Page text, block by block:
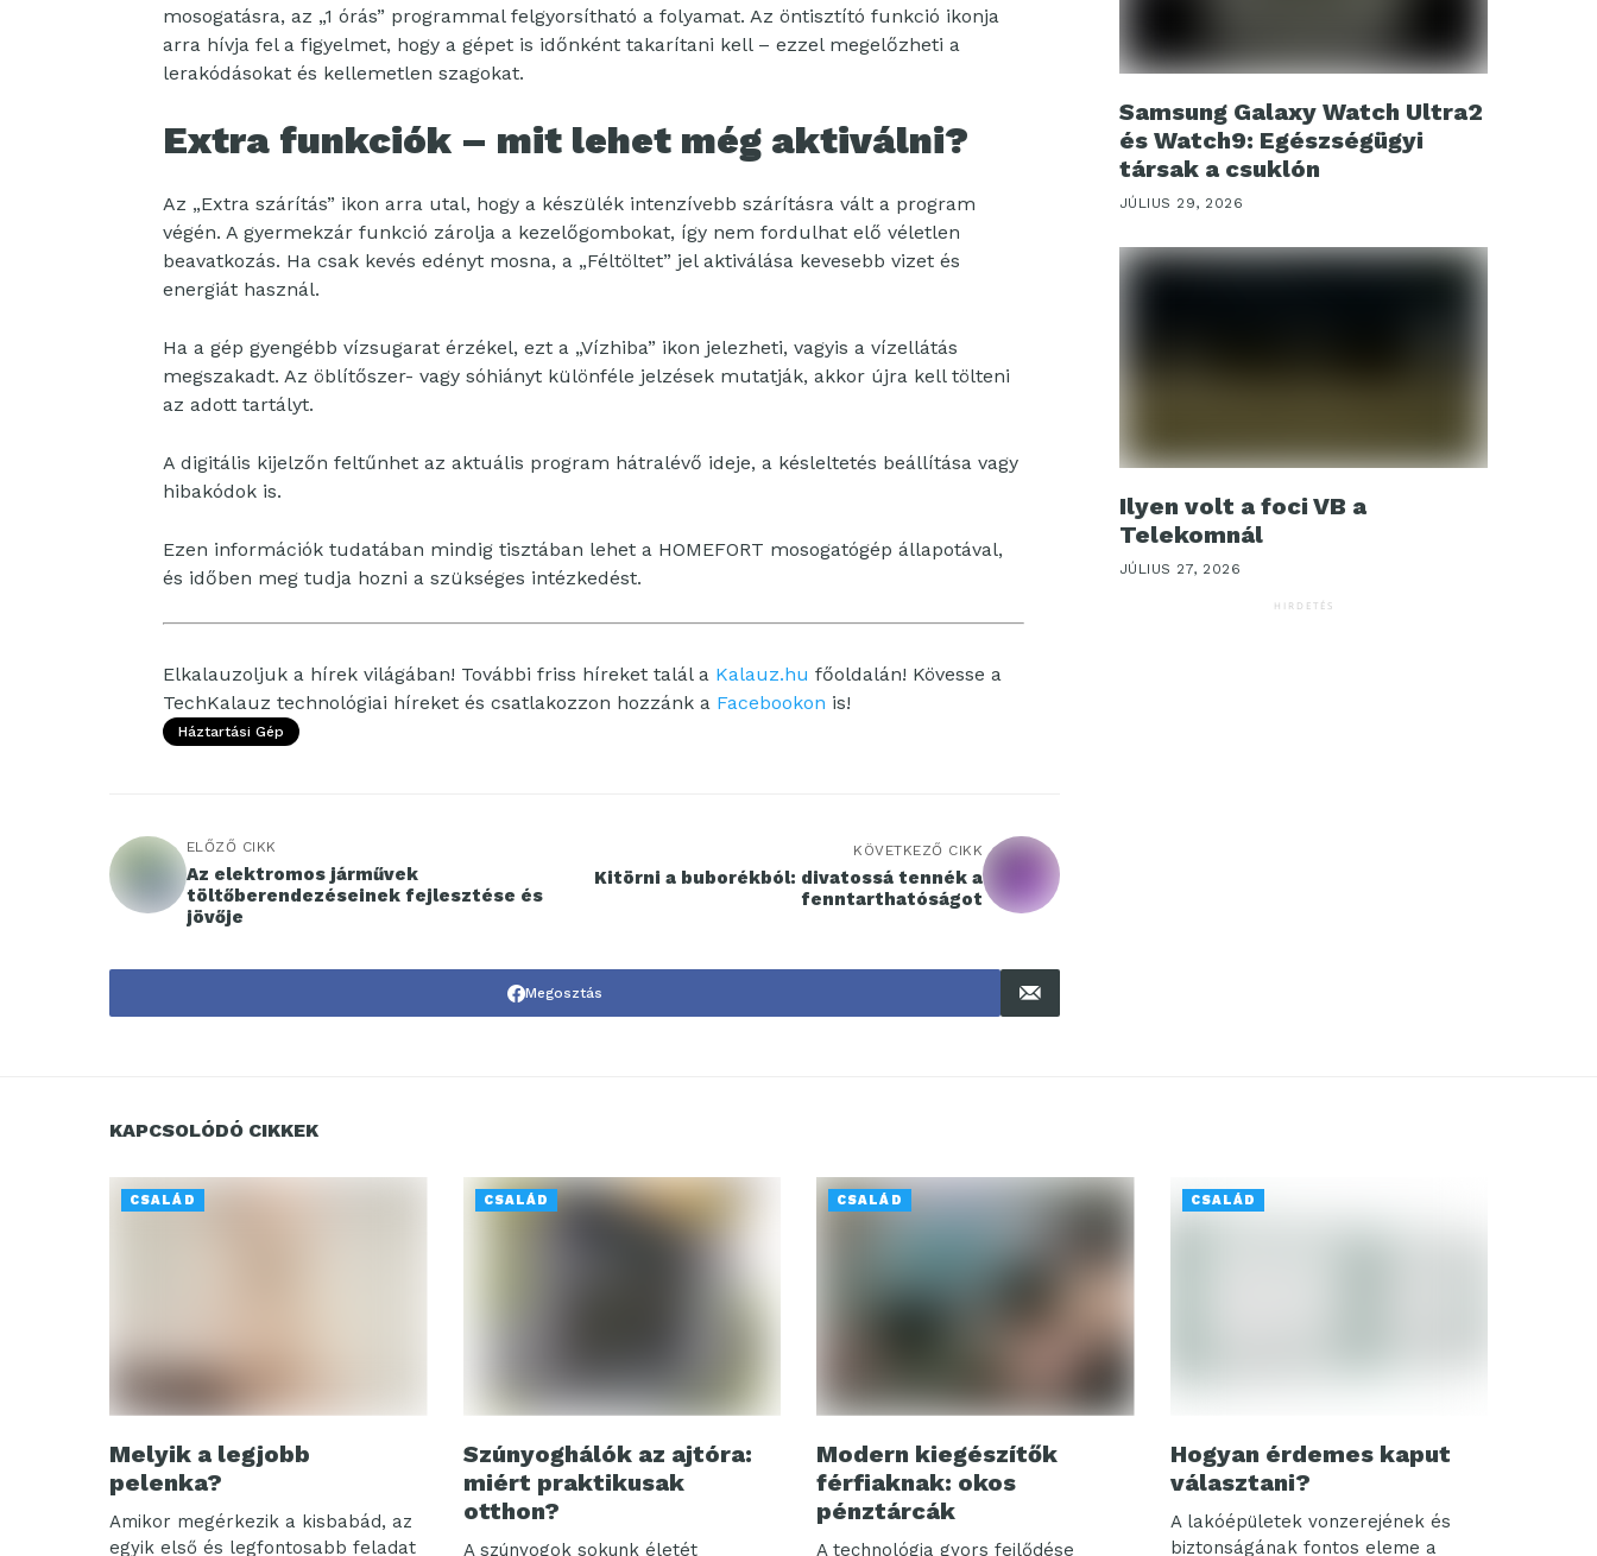
mosogatásra, az „1 órás” programmal felgyorsítható a folyamat. Az öntisztító funkció ikonja
arra hívja fel a figyelmet, hogy a gépet is időnként takarítani kell – ezzel megelőzheti a
lerakódásokat és kellemetlen szagokat.
Extra funkciók – mit lehet még aktiválni?
Az „Extra szárítás” ikon arra utal, hogy a készülék intenzívebb szárításra vált a program
végén. A gyermekzár funkció zárolja a kezelőgombokat, így nem fordulhat elő véletlen
beavatkozás. Ha csak kevés edényt mosna, a „Féltöltet” jel aktiválása kevesebb vizet és
energiát használ.
Ha a gép gyengébb vízsugarat érzékel, ezt a „Vízhiba” ikon jelezheti, vagyis a vízellátás
megszakadt. Az öblítőszer- vagy sóhiányt különféle jelzések mutatják, akkor újra kell tölteni
az adott tartályt.
A digitális kijelzőn feltűnhet az aktuális program hátralévő ideje, a késleltetés beállítása vagy
hibakódok is.
Ezen információk tudatában mindig tisztában lehet a HOMEFORT mosogatógép állapotával,
és időben meg tudja hozni a szükséges intézkedést.
Elkalauzoljuk a hírek világában! További friss híreket talál a Kalauz.hu főoldalán! Kövesse a
TechKalauz technológiai híreket és csatlakozzon hozzánk a Facebookon is!
Háztartási Gép
ELŐZŐ CIKK
Az elektromos járművek
töltőberendezéseinek fejlesztése és
jövője
KÖVETKEZŐ CIKK
Kitörni a buborékból: divatossá tennék a
fenntarthatóságot
Megosztás
Samsung Galaxy Watch Ultra2
és Watch9: Egészségügyi
társak a csuklón
JÚLIUS 29, 2026
Ilyen volt a foci VB a
Telekomnál
JÚLIUS 27, 2026
HIRDETÉS
KAPCSOLÓDÓ CIKKEK
CSALÁD
Melyik a legjobb
pelenka?
Amikor megérkezik a kisbabád, az
egyik első és legfontosabb feladat
CSALÁD
Szúnyoghálók az ajtóra:
miért praktikusak
otthon?
A szúnyogok sokunk életét
CSALÁD
Modern kiegészítők
férfiaknak: okos
pénztárcák
A technológia gyors fejlődése
CSALÁD
Hogyan érdemes kaput
választani?
A lakóépületek vonzerejének és
biztonságának fontos eleme a